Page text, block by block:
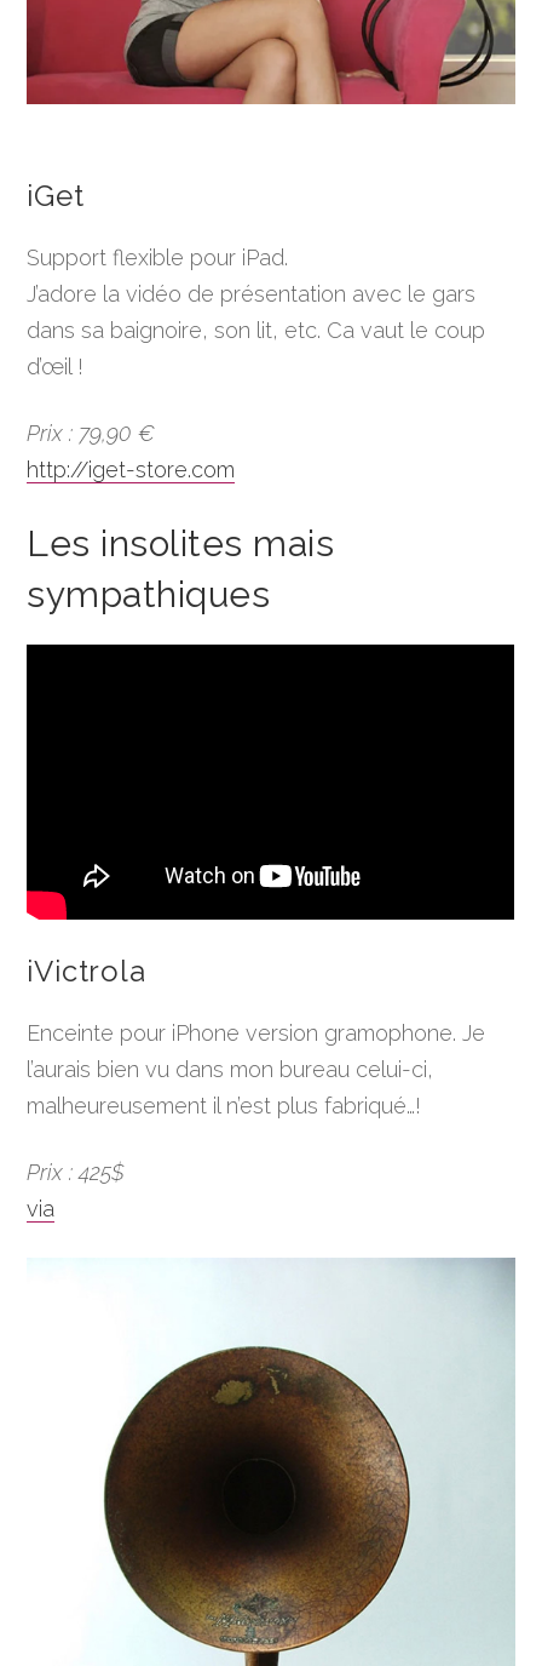
iGet
Support flexible pour iPad.
J’adore la vidéo de présentation avec le gars
dans sa baignoire, son lit, etc. Ca vaut le coup
d’œil !
Prix : 79,90 €
http://iget-store.com
Les insolites mais
sympathiques
iVictrola
Enceinte pour iPhone version gramophone. Je
l’aurais bien vu dans mon bureau celui-ci,
malheureusement il n’est plus fabriqué…!
Prix : 425$
via